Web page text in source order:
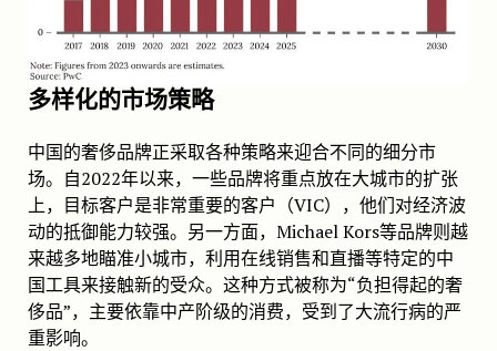
多样化的市场策略
中国的奢侈品牌正采取各种策略来迎合不同的细分市
场。自2022年以来，一些品牌将重点放在大城市的扩张
上，目标客户是非常重要的客户（VIC），他们对经济波
动的抵御能力较强。另一方面，Michael Kors等品牌则越
来越多地瞄准小城市，利用在线销售和直播等特定的中
国工具来接触新的受众。这种方式被称为“负担得起的奢
侈品”，主要依靠中产阶级的消费，受到了大流行病的严
重影响。